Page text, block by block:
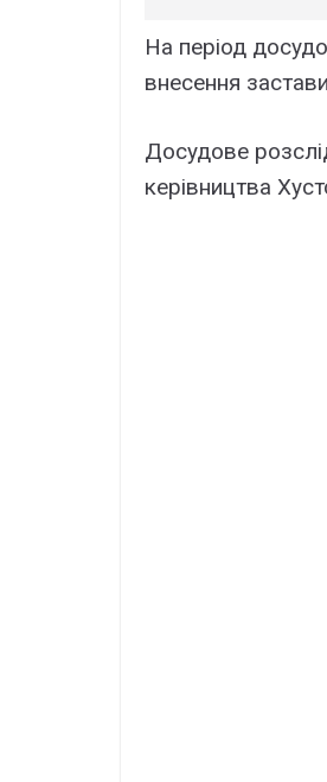
На період
внесення
Досудове
керівництва